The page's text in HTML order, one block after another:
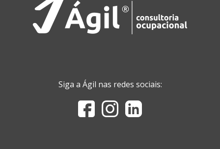
Siga a Ágil nas redes sociais: